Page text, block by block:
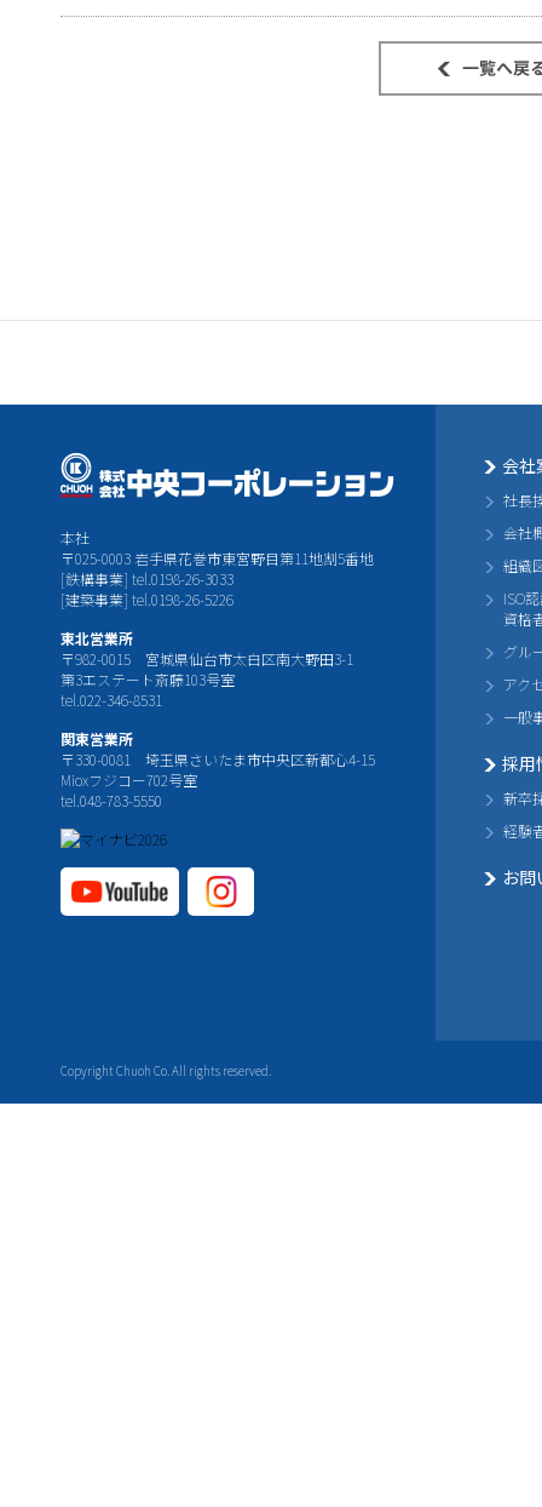
本社
〒025-0003 岩手県花巻市東宮野目第11地割5番地
[鉄構事業] tel.0198-26-3033
[建築事業] tel.0198-26-5226
東北営業所
〒982-0015 宮城県仙台市太白区南大野田3-1
第3エステート斎藤103号室
tel.022-346-8531
関東営業所
〒330-0081 埼玉県さいたま市中央区新都心4-15
Mioxフジコー702号室
tel.048-783-5550
Copyright Chuoh Co. All rights reserved.
会社
社長
会社
組織
ISO
資格
グル
アク
一般
採用
新卒
経験
お